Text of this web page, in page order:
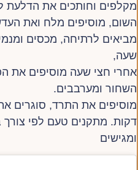
מקלפים וחותכים את הדלעת
השום, מוסיפים מלח ואת
מביאים לרתיחה, מכסים
שעה,
אחרי חצי שעה מוסיפים את
השחור ומערבבים.
דקות. מתקנים טעם לפי
ומגישים